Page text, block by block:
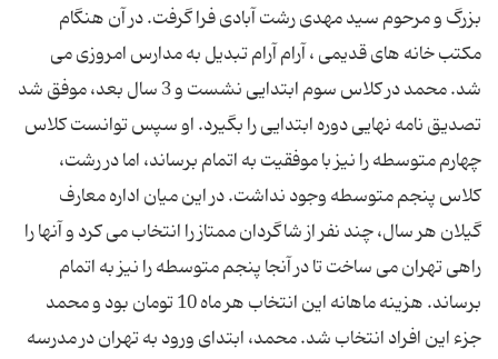
بزرگ و مرحوم سید مهدی رشت آبادی فرا گرفت. در آن هنگام
مکتب خانه های قدیمی ، آرام آرام تبدیل به مدارس امروزی می
شد. محمد در کلاس سوم ابتدایی نشست و 3 سال بعد، موفق شد
تصدیق نامه نهایی دوره ابتدایی را بگیرد. او سپس توانست کلاس
چهارم متوسطه را نیز با موفقیت به اتمام برساند، اما در رشت،
کلاس پنجم متوسطه وجود نداشت. در این میان اداره معارف
گیلان هر سال، چند نفر از شاگردان ممتاز را انتخاب می کرد و آنها را
راهی تهران می ساخت تا در آنجا پنجم متوسطه را نیز به اتمام
برساند. هزینه ماهانه این انتخاب هر ماه 10 تومان بود و محمد
جزء این افراد انتخاب شد. محمد، ابتدای ورود به تهران در مدرسه